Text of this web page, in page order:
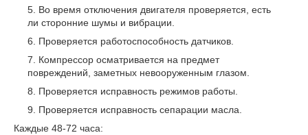
Во время отключения двигателя проверяется, есть
ли сторонние шумы и вибрации.
Проверяется работоспособность датчиков.
Компрессор осматривается на предмет
повреждений, заметных невооруженным глазом.
Проверяется исправность режимов работы.
Проверяется исправность сепарации масла.
Каждые 48-72 часа: